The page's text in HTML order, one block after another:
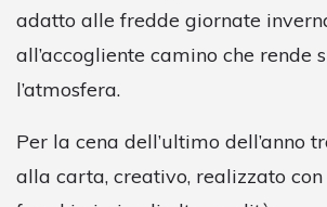
adatto alle fredde giornate
all’accogliente camino che rende
l’atmosfera.
Per la cena dell’ultimo dell’anno
alla carta, creativo, realizzato